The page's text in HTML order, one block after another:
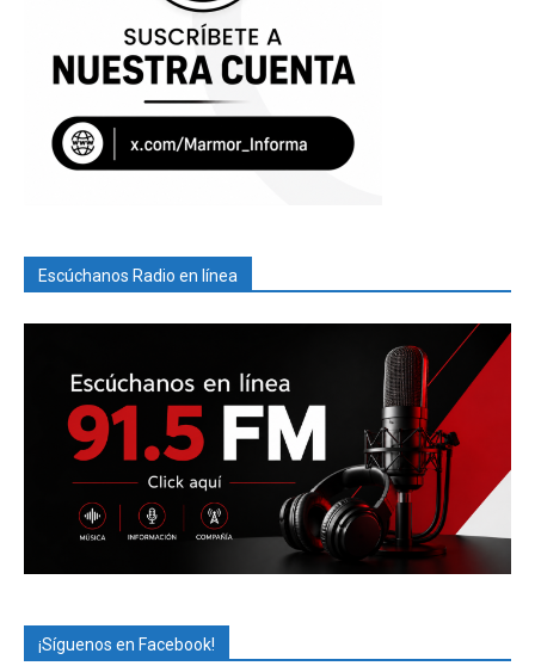
Escúchanos Radio en línea
¡Síguenos en Facebook!